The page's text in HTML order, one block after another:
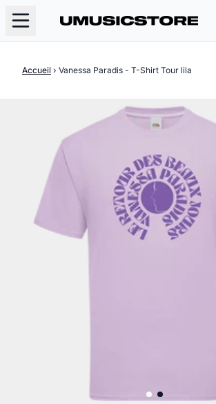
Accueil › Vanessa Paradis - T-Shirt Tour lila